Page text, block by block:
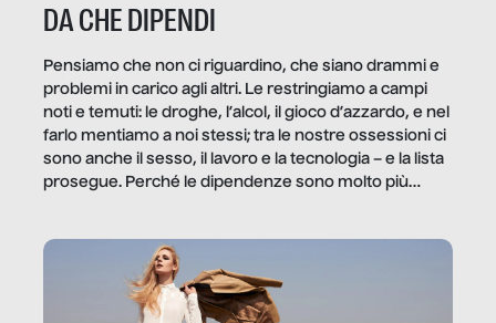
DA CHE DIPENDI
Pensiamo che non ci riguardino, che siano drammi e
problemi in carico agli altri. Le restringiamo a campi
noti e temuti: le droghe, l’alcol, il gioco d’azzardo, e nel
farlo mentiamo a noi stessi; tra le nostre ossessioni ci
sono anche il sesso, il lavoro e la tecnologia – e la lista
prosegue. Perché le dipendenze sono molto più
trae un guadagno. In questo reportage vediamo
quale e come.